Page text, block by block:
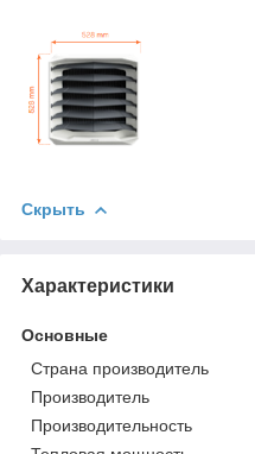
Скрыть
Характеристики
Основные
Страна производитель
Производитель
Производительность